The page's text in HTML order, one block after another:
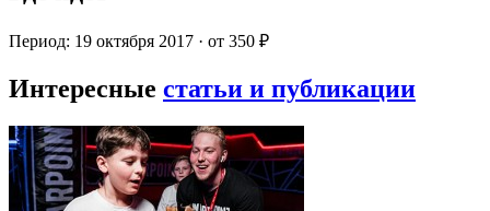
Период: 19 октября 2017 · от 350 ₽
Интересные статьи и публикации